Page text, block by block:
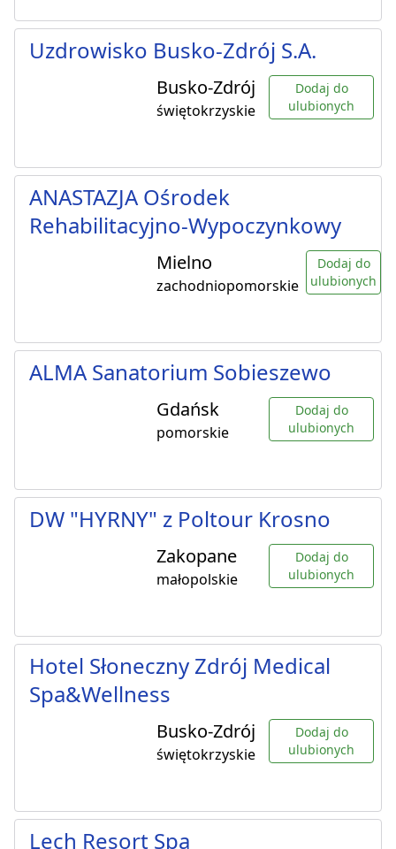
Uzdrowisko Busko-Zdrój S.A.
Busko-Zdrój
świętokrzyskie
Dodaj do
ulubionych
ANASTAZJA Ośrodek
Rehabilitacyjno-Wypoczynkowy
Mielno
zachodniopomorskie
Dodaj do
ulubionych
ALMA Sanatorium Sobieszewo
Gdańsk
pomorskie
Dodaj do
ulubionych
DW "HYRNY" z Poltour Krosno
Zakopane
małopolskie
Dodaj do
ulubionych
Hotel Słoneczny Zdrój Medical
Spa&Wellness
Busko-Zdrój
świętokrzyskie
Dodaj do
ulubionych
Lech Resort Spa